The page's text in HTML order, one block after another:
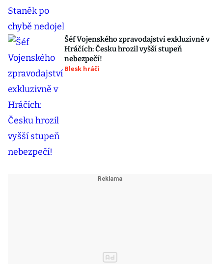
Šéf Vojenského zpravodajství exkluzivně v
Hráčích: Česku hrozil vyšší stupeň
nebezpečí!
Blesk hráči